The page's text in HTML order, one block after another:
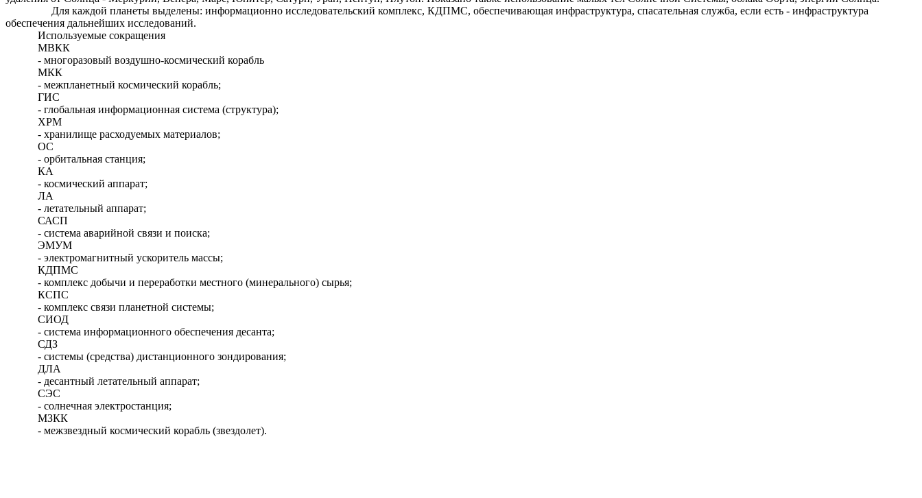
Для каждой планеты выделены: информационно исследовательский комплекс, КДПМС, обеспечивающая инфраструктура, спасательная служба, если есть - инфраструктура
обеспечения дальнейших исследований.
Используемые сокращения
МВКК
- многоразовый воздушно-космический корабль
МКК
- межпланетный космический корабль;
ГИС
- глобальная информационная система (структура);
ХРМ
- хранилище расходуемых материалов;
ОС
- орбитальная станция;
КА
- космический аппарат;
ЛА
- летательный аппарат;
САСП
- система аварийной связи и поиска;
ЭМУМ
- электромагнитный ускоритель массы;
КДПМС
- комплекс добычи и переработки местного (минерального) сырья;
КСПС
- комплекс связи планетной системы;
СИОД
- система информационного обеспечения десанта;
СДЗ
- системы (средства) дистанционного зондирования;
ДЛА
- десантный летательный аппарат;
СЭС
- солнечная электростанция;
МЗКК
- межзвездный космический корабль (звездолет).